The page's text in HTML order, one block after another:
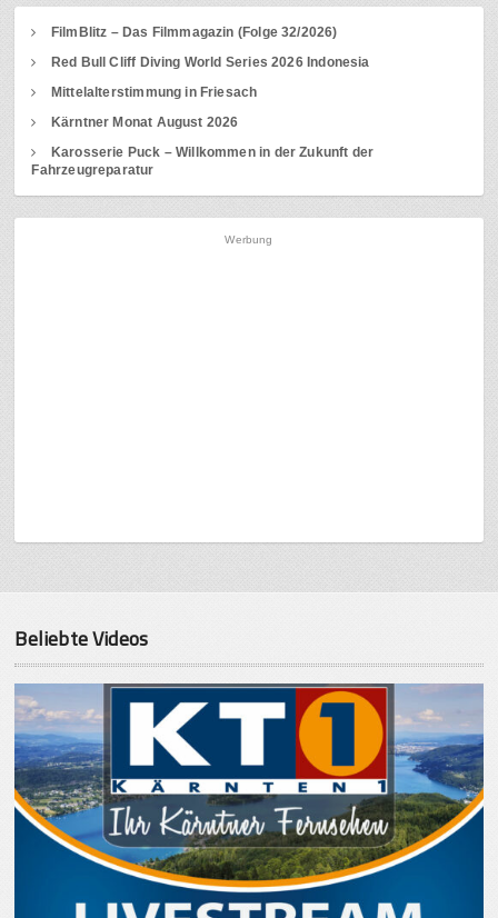
FilmBlitz – Das Filmmagazin (Folge 32/2026)
Red Bull Cliff Diving World Series 2026 Indonesia
Mittelalterstimmung in Friesach
Kärntner Monat August 2026
Karosserie Puck – Willkommen in der Zukunft der
Fahrzeugreparatur
Werbung
Beliebte Videos